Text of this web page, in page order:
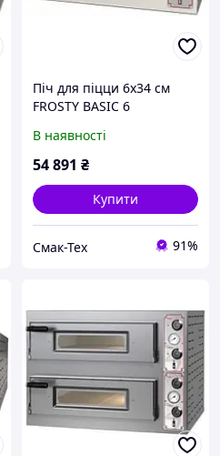
Піч для піцци 6х34 см
FROSTY BASIC 6
В наявності
54 891 ₴
Купити
Смак-Тех 91%